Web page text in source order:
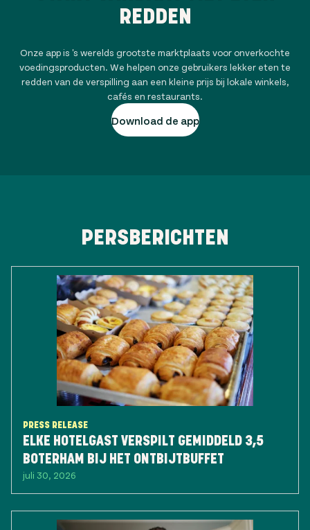
REDDEN
Onze app is 's werelds grootste marktplaats voor onverkochte
voedingsproducten. We helpen onze gebruikers lekker eten te
redden van de verspilling aan een kleine prijs bij lokale winkels,
cafés en restaurants.
Download de app
PERSBERICHTEN
PRESS RELEASE
ELKE HOTELGAST VERSPILT GEMIDDELD 3,5
BOTERHAM BIJ HET ONTBIJTBUFFET
juli 30, 2026